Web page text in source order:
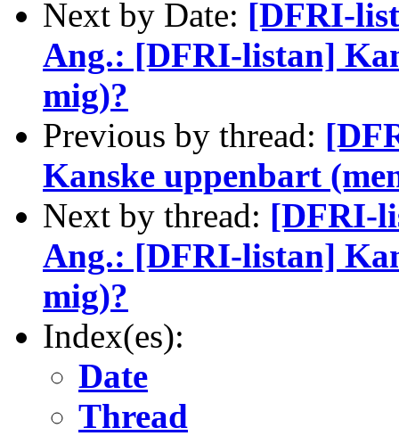
Next by Date: [DFRI-
Ang.: [DFRI-listan]
mig)?
Previous by thread:
Kanske uppenbart
Next by thread: [DFRI-
Ang.: [DFRI-listan]
mig)?
Index(es):
Date
Thread